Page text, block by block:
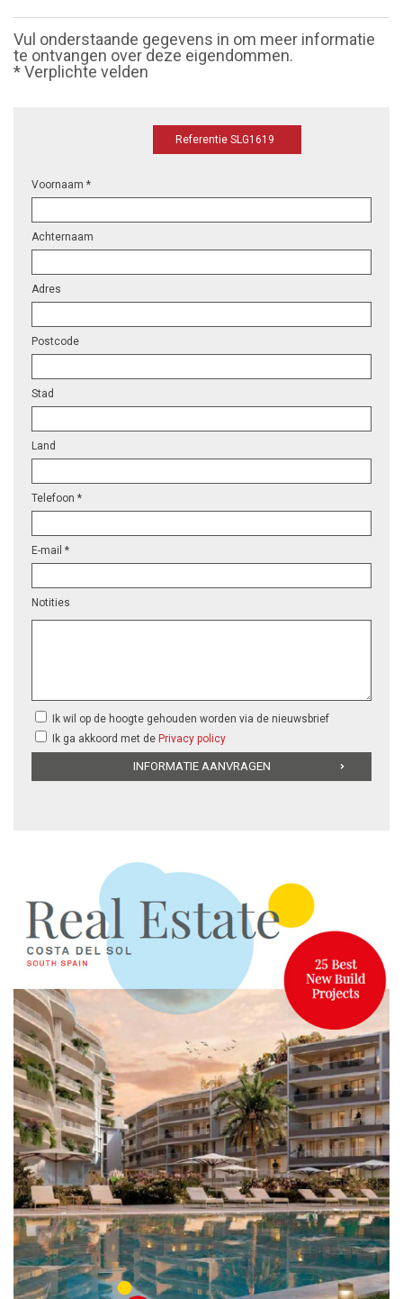
Vul onderstaande gegevens in om meer informatie
te ontvangen over deze eigendommen.
* Verplichte velden
Referentie SLG1619
Voornaam *
Achternaam
Adres
Postcode
Stad
Land
Telefoon *
E-mail *
Notities
Ik wil op de hoogte gehouden worden via de nieuwsbrief
Ik ga akkoord met de Privacy policy